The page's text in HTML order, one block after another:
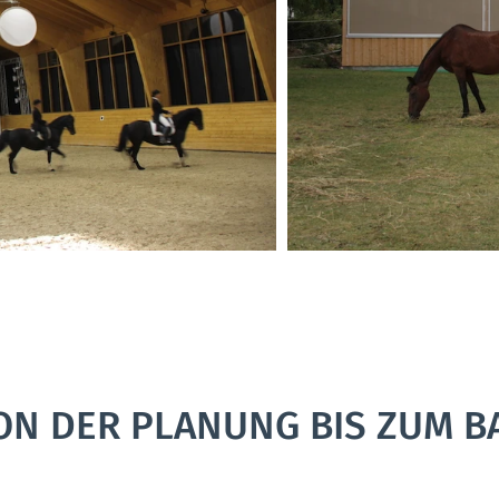
DER PLANUNG BIS ZUM